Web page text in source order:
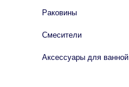
Раковины
Смесители
Аксессуары для ванной